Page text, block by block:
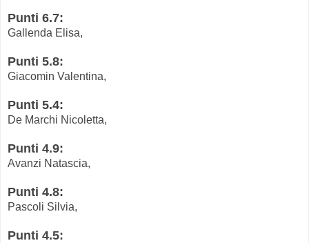
Punti 6.7:
Gallenda Elisa,
Punti 5.8:
Giacomin Valentina,
Punti 5.4:
De Marchi Nicoletta,
Punti 4.9:
Avanzi Natascia,
Punti 4.8:
Pascoli Silvia,
Punti 4.5: